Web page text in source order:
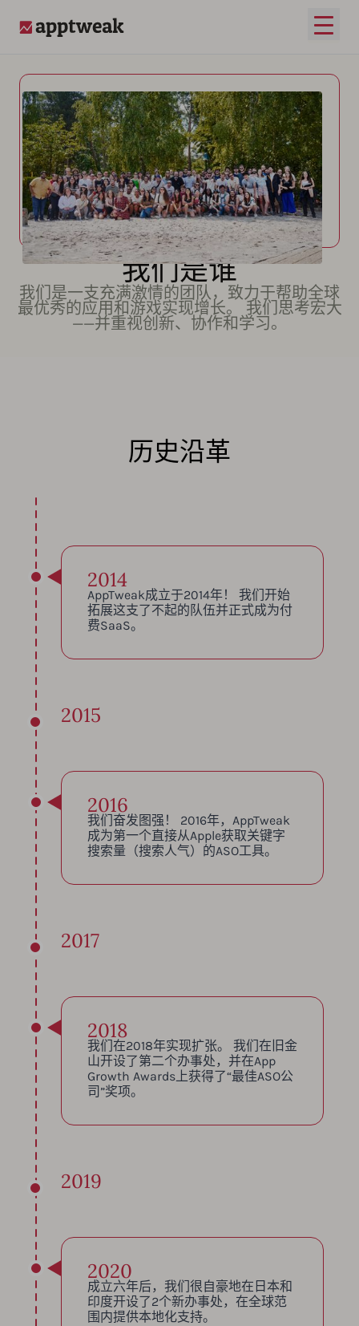
打开
我们是谁
我们是一支充满激情的团队，致力于帮助全球
最优秀的应用和游戏实现增长。 我们思考宏大
——并重视创新、协作和学习。
历史沿革
2014
AppTweak成立于2014年！ 我们开始
拓展这支了不起的队伍并正式成为付
费SaaS。
2015
2016
我们奋发图强！ 2016年，AppTweak
成为第一个直接从Apple获取关键字
搜索量（搜索人气）的ASO工具。
2017
2018
我们在2018年实现扩张。 我们在旧金
山开设了第二个办事处，并在App
Growth Awards上获得了“最佳ASO公
司”奖项。
2019
2020
成立六年后，我们很自豪地在日本和
印度开设了2个新办事处，在全球范
围内提供本地化支持。